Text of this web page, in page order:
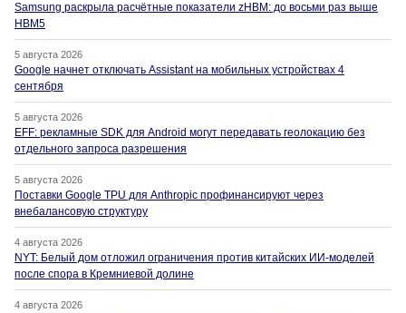
Samsung раскрыла расчётные показатели zHBM: до восьми раз выше
HBM5
5 августа 2026
Google начнет отключать Assistant на мобильных устройствах 4
сентября
5 августа 2026
EFF: рекламные SDK для Android могут передавать геолокацию без
отдельного запроса разрешения
5 августа 2026
Поставки Google TPU для Anthropic профинансируют через
внебалансовую структуру
4 августа 2026
NYT: Белый дом отложил ограничения против китайских ИИ-моделей
после спора в Кремниевой долине
4 августа 2026